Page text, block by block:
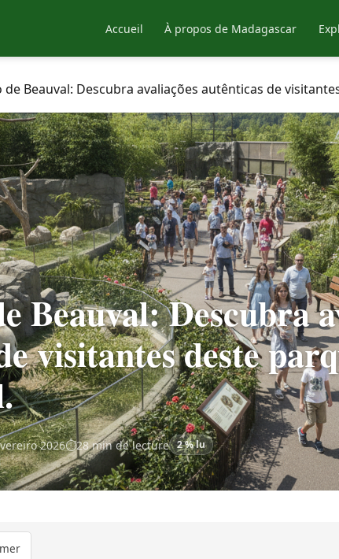
Accueil À propos de Madagascar
de Beauval: Descubra avaliações autênticas de
Beauval: Descubra
visitantes deste
2026 28 min de lecture 2 % lu